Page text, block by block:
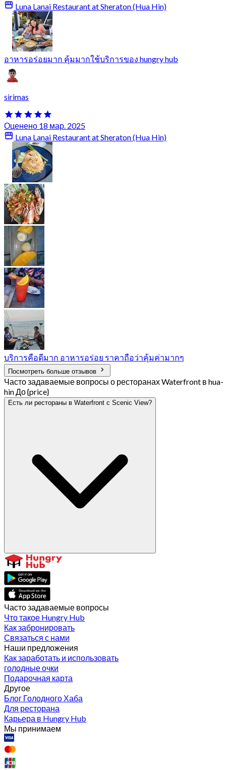
Luna Lanai Restaurant at Sheraton (Hua Hin)
อาหารอร่อยมาก คุ้มมากใช้บริการของ hungry hub
sirimas
Оценено 18 мар. 2025
Luna Lanai Restaurant at Sheraton (Hua Hin)
บริการคือดีมาก อาหารอร่อย ราคาถือว่าคุ้มค่ามากๆ
Посмотреть больше отзывов
Часто задаваемые вопросы о ресторанах Waterfront в hua-
hin До {price}
Есть ли рестораны в Waterfront с Scenic View?
Часто задаваемые вопросы
Что такое Hungry Hub
Как забронировать
Связаться с нами
Наши предложения
Как заработать и использовать
голодные очки
Подарочная карта
Другое
Блог Голодного Хаба
Для ресторана
Карьера в Hungry Hub
Мы принимаем